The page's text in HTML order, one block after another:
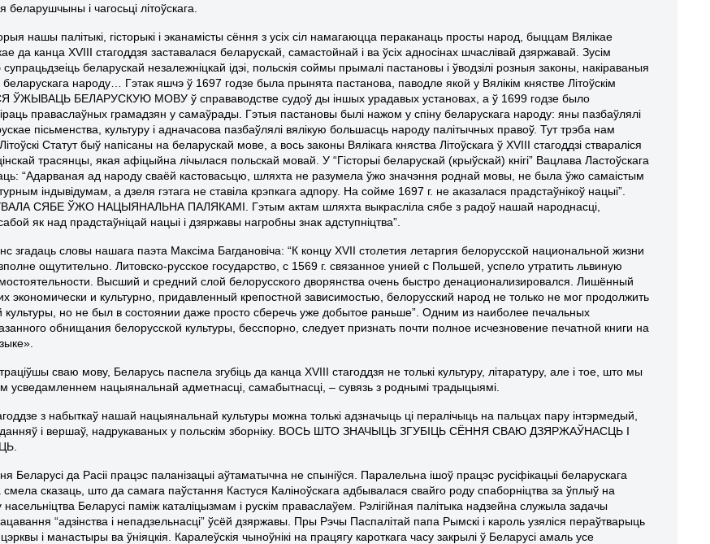
беларушчыны і чагосьці літоўскага.
нашы палітыкі, гісторыкі і эканамісты сёння з усіх сіл намагаюцца пераканаць просты народ, быццам Вялікае
да канца XVIII стагоддзя заставалася беларускай, самастойнай і ва ўсіх адносінах шчаслівай дзяржавай. Зусім
беларускай незалежніцкай ідэі, польскія соймы прымалі пастановы і ўводзілі розныя законы, накіраваныя
народу… Гэтак яшчэ ў 1697 годзе была прынята пастанова, паводле якой у Вялікім княстве Літоўскім
ЎЖЫВАЦЬ БЕЛАРУСКУЮ МОВУ ў справаводстве судоў ды іншых урадавых установах, а ў 1699 годзе было
праваслаўных грамадзян у самаўрады. Гэтыя пастановы былі нажом у спіну беларускага народу: яны пазбаўлялі
пісьменства, культуру і адначасова пазбаўлялі вялікую большасць народу палітычных правоў. Тут трэба нам
Статут быў напісаны на беларускай мове, а вось законы Вялікага княства Літоўскага ў XVIII стагоддзі ствараліся
трасянцы, якая афіцыйна лічылася польскай мовай. У “Гісторыі беларускай (крыўскай) кнігі” Вацлава Ластоўскага
“Адарваная ад народу сваёй кастовасьцю, шляхта не разумела ўжо значэння роднай мовы, не была ўжо самаістым
індывідумам, а дзеля гэтага не ставіла крэпкага адпору. На сойме 1697 г. не аказалася прадстаўнікоў нацыі”.
СЯБЕ ЎЖО НАЦЫЯНАЛЬНА ПАЛЯКАМІ. Гэтым актам шляхта выкрасліла сябе з радоў нашай народнасці,
як над прадстаўніцай нацыі і дзяржавы нагробны знак адступніцтва”.
згадаць словы нашага паэта Максіма Багдановіча: “К концу XVII столетия летаргия белорусской национальной жизни
ощутительно. Литовско-русское государство, с 1569 г. связанное унией с Польшей, успело утратить львиную
Высший и средний слой белорусского дворянства очень быстро денационализировался. Лишённый
экономически и культурно, придавленный крепостной зависимостью, белорусский народ не только не мог продолжить
культуры, но не был в состоянии даже просто сберечь уже добытое раньше”. Одним из наиболее печальных
обнищания белорусской культуры, бесспорно, следует признать почти полное исчезновение печатной книги на
сваю мову, Беларусь паспела згубіць да канца XVIII стагоддзя не толькі культуру, літаратуру, але і тое, што мы
усведамленнем нацыянальнай адметнасці, самабытнасці, – сувязь з роднымі традыцыямі.
з набыткаў нашай нацыянальнай культуры можна толькі адзначыць ці пералічыць на пальцах пару інтэрмедый,
і вершаў, надрукаваных у польскім зборніку. ВОСЬ ШТО ЗНАЧЫЦЬ ЗГУБІЦЬ СЁННЯ СВАЮ ДЗЯРЖАЎНАСЦЬ І
Беларусі да Расіі працэс паланізацыі аўтаматычна не спыніўся. Паралельна ішоў працэс русіфікацыі беларускага
сказаць, што да самага паўстання Кастуся Каліноўскага адбывалася свайго роду спаборніцтва за ўплыў на
Беларусі паміж каталіцызмам і рускім праваслаўем. Рэлігійная палітыка надзейна служыла задачы
“адзінства і непадзельнасці” ўсёй дзяржавы. Пры Рэчы Паспалітай папа Рымскі і кароль узяліся пераўтварыць
і манастыры ва ўніяцкія. Каралеўскія чыноўнікі на працягу кароткага часу закрылі ў Беларусі амаль усе